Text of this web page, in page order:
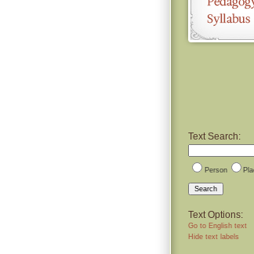
Text Search:
Person
Search
Text Options:
Go to English text
Hide text labels